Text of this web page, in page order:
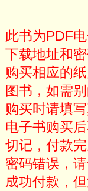
此书为PDF
下载地址和
购买相应的
图书，如需
购买时请填
电子书购买
切记，付款
密码错误，
成功付款，